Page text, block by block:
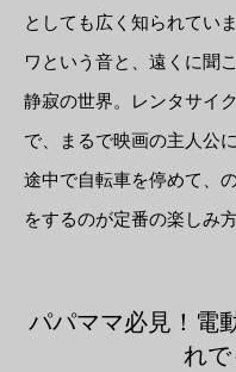
としても広く知られてい
ワという音と、遠くに聞
静寂の世界。レンタサイ
で、まるで映画の主人公
途中で自転車を停めて、
をするのが定番の楽しみ方
パパママ必見！電
れ